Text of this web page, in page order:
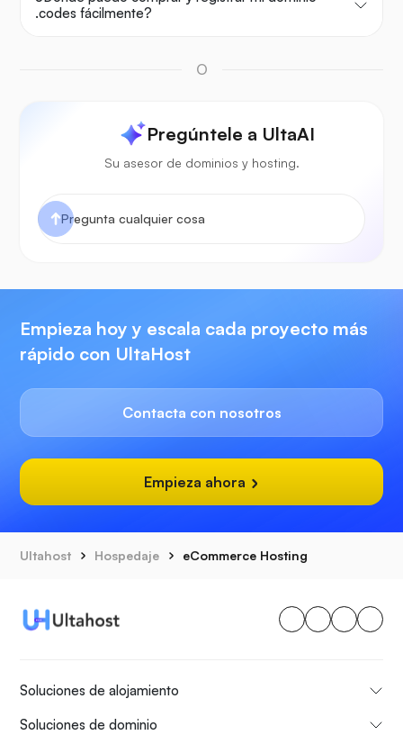
.codes fácilmente?
O
Pregúntele a UltaAI
Su asesor de dominios y hosting.
Empieza hoy y escala cada proyecto más
rápido con UltaHost
Contacta con nosotros
Empieza ahora
Ultahost Hospedaje eCommerce Hosting
Soluciones de alojamiento
Soluciones de dominio